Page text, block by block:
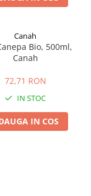
Canah
Bio, 500ml,
Canah
72,71 RON
IN STOC
IN COS